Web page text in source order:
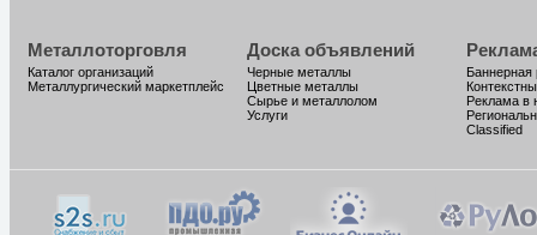
Металлоторговля
Каталог организаций
Металлургический маркетплейс
Доска объявлений
Черные металлы
Цветные металлы
Сырье и металлолом
Услуги
Баннерная
Реклама в
Classified